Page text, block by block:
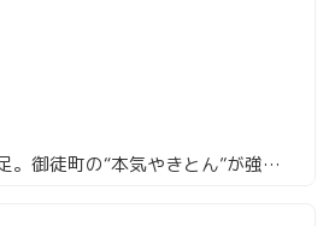
立ち飲み席でも大満足。御徒町の“本気やきとん”が強すぎた